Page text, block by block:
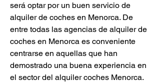
será optar por un buen servicio de
alquiler de coches en Menorca. De
entre todas las agencias de alquiler de
coches en Menorca es conveniente
centrarse en aquellas que han
demostrado una buena experiencia en
el sector del alquiler coches Menorca.